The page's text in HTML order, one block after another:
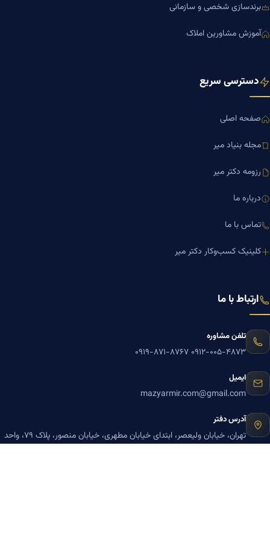
برندسازی شخصی و سازمانی
آموزش مشاورین املاک
دسترسی سریع
صفحه اصلی
مجله بنیاد میر
رزومه دکتر میر
درباره ما
تماس با ما
کلینیک کسب‌وکار دکتر میر
ارتباط با ما
تلفن مشاوره
۰۹۱۲-۰۰۵-۴۸۷۳ ۰۹۱۹-۸۷۱-۸۷۶۷
ایمیل
mazyarmir.com@gmail.com
آدرس دفتر
تهران، خیابان ولیعصر، ابتدای خیابان مطهری، خیابان منصور، پلاک ۷۹، واحد